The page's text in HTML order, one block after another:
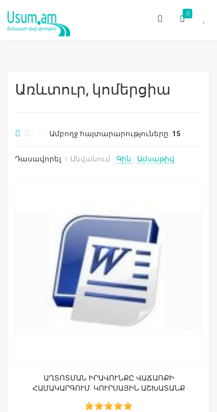
0
Առևտուր, կոմերցիա
Ամբողջ հայտարարություները: 15
Դասավորել: ↑ Անվանում · Գին · Ամսաթիվ
ԱՂՏՈՏՄԱՆ ԻՐԱՎՈՒՆՔԸ ՎԱՃԱՌՔԻ
ՀԱՄԱԿԱՐԳՈՒՄ: ԿՈՒՐՍԱՅԻՆ ԱՇԽԱՏԱՆՔ